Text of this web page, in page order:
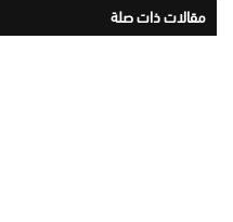
مقالات ذات صلة